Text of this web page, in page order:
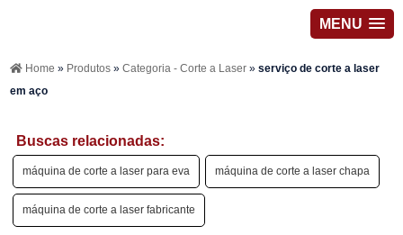
MENU
Home » Produtos»Categoria - Corte a Laser»serviço de corte a laser
em aço
Buscas relacionadas:
máquina de corte a laser para eva máquina de corte a laser chapa
máquina de corte a laser fabricante